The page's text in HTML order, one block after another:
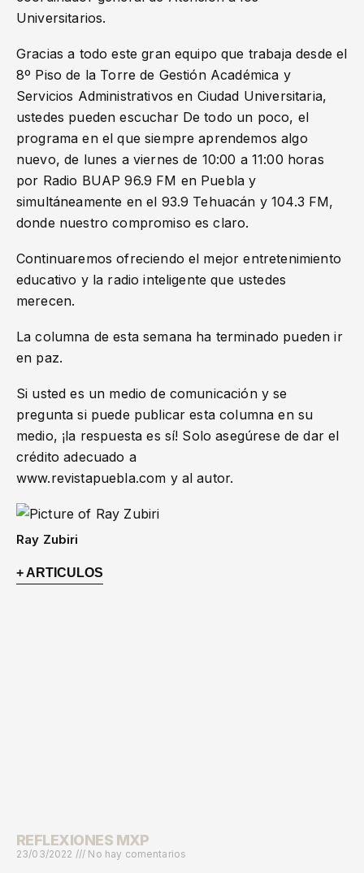
Universitarios.
Gracias a todo este gran equipo que trabaja desde el
8º Piso de la Torre de Gestión Académica y
Servicios Administrativos en Ciudad Universitaria,
ustedes pueden escuchar De todo un poco, el
programa en el que siempre aprendemos algo
nuevo, de lunes a viernes de 10:00 a 11:00 horas
por Radio BUAP 96.9 FM en Puebla y
simultáneamente en el 93.9 Tehuacán y 104.3 FM,
donde nuestro compromiso es claro.
Continuaremos ofreciendo el mejor entretenimiento
educativo y la radio inteligente que ustedes
merecen.
La columna de esta semana ha terminado pueden ir
en paz.
Si usted es un medio de comunicación y se
pregunta si puede publicar esta columna en su
medio, ¡la respuesta es sí! Solo asegúrese de dar el
crédito adecuado a
www.revistapuebla.com y al autor.
Ray Zubiri
+ ARTICULOS
REFLEXIONES MXP
23/03/2022 No hay comentarios